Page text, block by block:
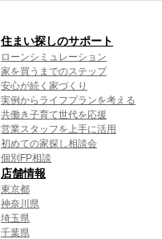
住まい探しのサポート
ローンシミュレーション
家を買うまでのステップ
安心が続く家づくり
実例からライフプランを考える
共働き子育て世代を応援
営業スタッフを上手に活用
初めての家探し相談会
個別FP相談
店舗情報
東京都
神奈川県
埼玉県
千葉県